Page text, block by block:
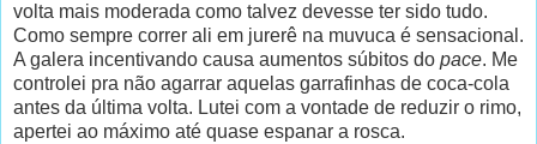
volta mais moderada como talvez devesse ter sido tudo.
Como sempre correr ali em jurerê na muvuca é sensacional.
A galera incentivando causa aumentos súbitos do pace. Me
controlei pra não agarrar aquelas garrafinhas de coca-cola
antes da última volta. Lutei com a vontade de reduzir o rimo,
apertei ao máximo até quase espanar a rosca.